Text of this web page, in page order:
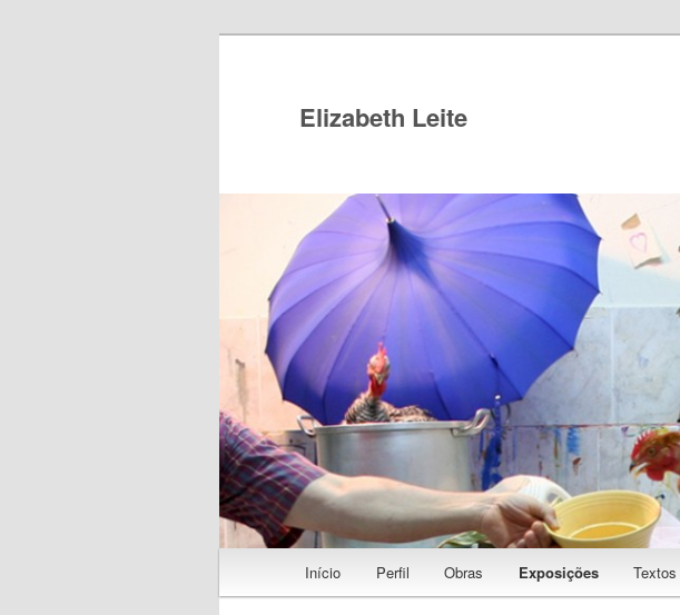
Elizabeth Leite
Menu principal
Saltar para o conteúdo primário
Início Perfil Obras Exposições Textos